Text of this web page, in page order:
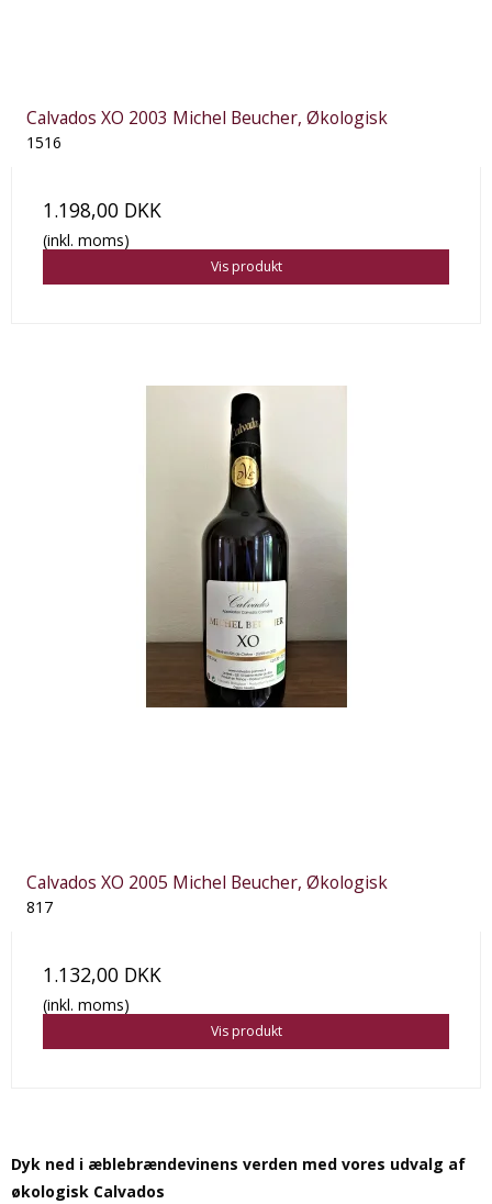
Calvados XO 2003 Michel Beucher, Økologisk
1516
1.198,00 DKK
(inkl. moms)
Vis produkt
Calvados XO 2005 Michel Beucher, Økologisk
817
1.132,00 DKK
(inkl. moms)
Vis produkt
Dyk ned i æblebrændevinens verden med vores udvalg af
økologisk Calvados